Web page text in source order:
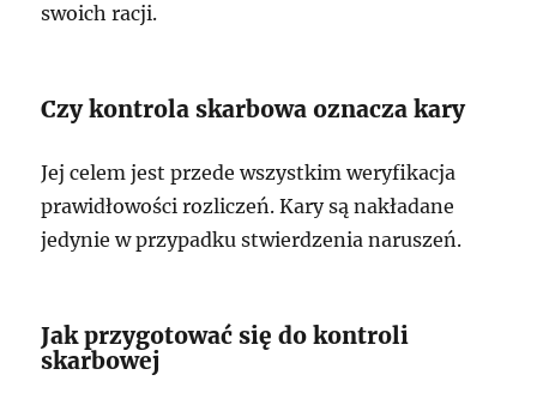
swoich racji.
Czy kontrola skarbowa oznacza kary
Jej celem jest przede wszystkim weryfikacja
prawidłowości rozliczeń. Kary są nakładane
jedynie w przypadku stwierdzenia naruszeń.
Jak przygotować się do kontroli
skarbowej